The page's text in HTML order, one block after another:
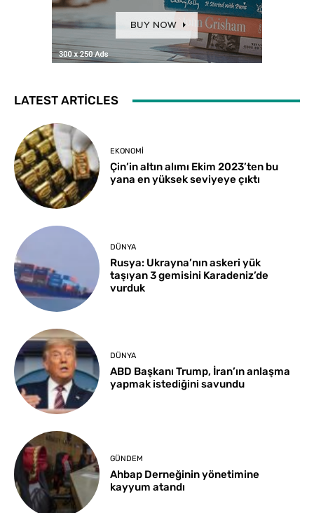
LATEST ARTICLES
EKONOMI
Çin’in altın alımı Ekim 2023’ten bu
yana en yüksek seviyeye çıktı
DÜNYA
Rusya: Ukrayna’nın askeri yük
taşıyan 3 gemisini Karadeniz’de
vurduk
DÜNYA
ABD Başkanı Trump, İran’ın anlaşma
yapmak istediğini savundu
GÜNDEM
Ahbap Derneğinin yönetimine
kayyum atandı